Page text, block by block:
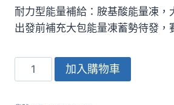
價
NT$1,520。
價
耐力型能量補給：胺基酸能量凍，
出發前補充大包能量凍蓄勢待發，
Perfect
Energy
加入購物車